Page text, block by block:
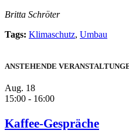
Britta Schröter
Tags: Klimaschutz, Umbau
ANSTEHENDE
Aug. 18
15:00 - 16:00
Kaffee-Gespräche